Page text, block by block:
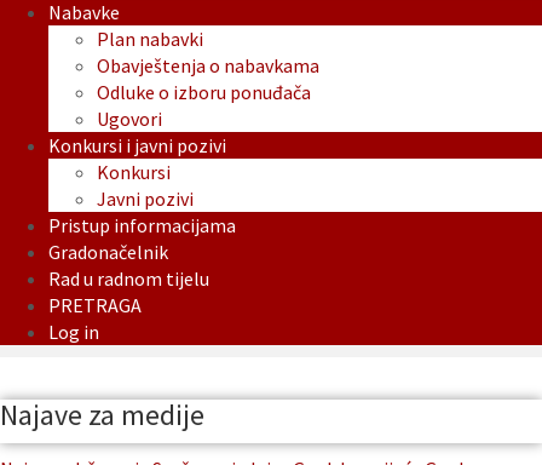
Nabavke
Plan nabavki
Obavještenja o nabavkama
Odluke o izboru ponuđača
Ugovori
Konkursi i javni pozivi
Konkursi
Javni pozivi
Pristup informacijama
Gradonačelnik
Rad u radnom tijelu
PRETRAGA
Log in
Najave za medije